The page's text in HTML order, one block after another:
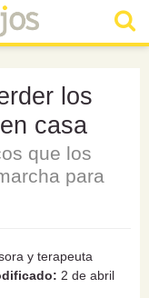
los
casa
que los
para
y terapeuta
2 de abril